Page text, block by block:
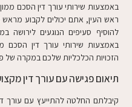
באמצעות שירותי עורך דין הסכם
ראש העין, אתם יכולים לקבוע
להוסיף סעיפים הנוגעים
באמצעות שירותי עורך דין הסכם
הזכויות הכלכליות שלכם במקרה של
תיאום פגישה עם עורך דין
קיבלתם החלטה להתייעץ עם עורך